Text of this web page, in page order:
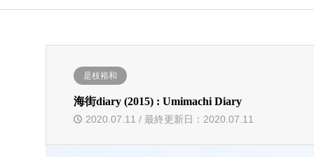
是枝裕和
海街diary (2015) : Umimachi Diary
2020.07.11 / 最終更新日：2020.07.11